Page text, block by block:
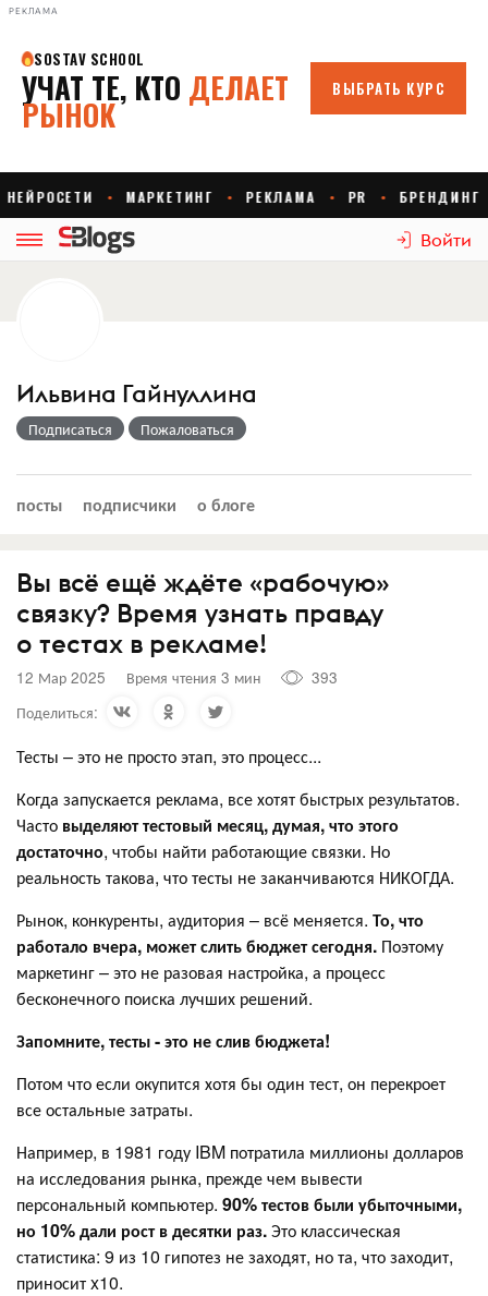
РЕКЛАМА
Войти
Ильвина Гайнуллина
Подписаться Пожаловаться
посты подписчики о блоге
Вы всё ещё ждёте «рабочую»
связку? Время узнать правду
о тестах в рекламе!
12 Мар 2025 Время чтения 3 мин
393
Поделиться:
Тесты – это не просто этап, это процесс...
Когда запускается реклама, все хотят быстрых результатов.
Часто выделяют тестовый месяц, думая, что этого
достаточно, чтобы найти работающие связки. Но
реальность такова, что тесты не заканчиваются НИКОГДА.
Рынок, конкуренты, аудитория – всё меняется. То, что
работало вчера, может слить бюджет сегодня. Поэтому
маркетинг – это не разовая настройка, а процесс
бесконечного поиска лучших решений.
Запомните, тесты - это не слив бюджета!
Потом что если окупится хотя бы один тест, он перекроет
все остальные затраты.
Например, в 1981 году IBM потратила миллионы долларов
на исследования рынка, прежде чем вывести
персональный компьютер. 90% тестов были убыточными,
но 10% дали рост в десятки раз.Это классическая
статистика: 9 из 10 гипотез не заходят, но та, что заходит,
приносит x10.